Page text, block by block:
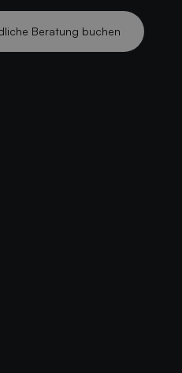
Beratung buchen
Beratung buchen